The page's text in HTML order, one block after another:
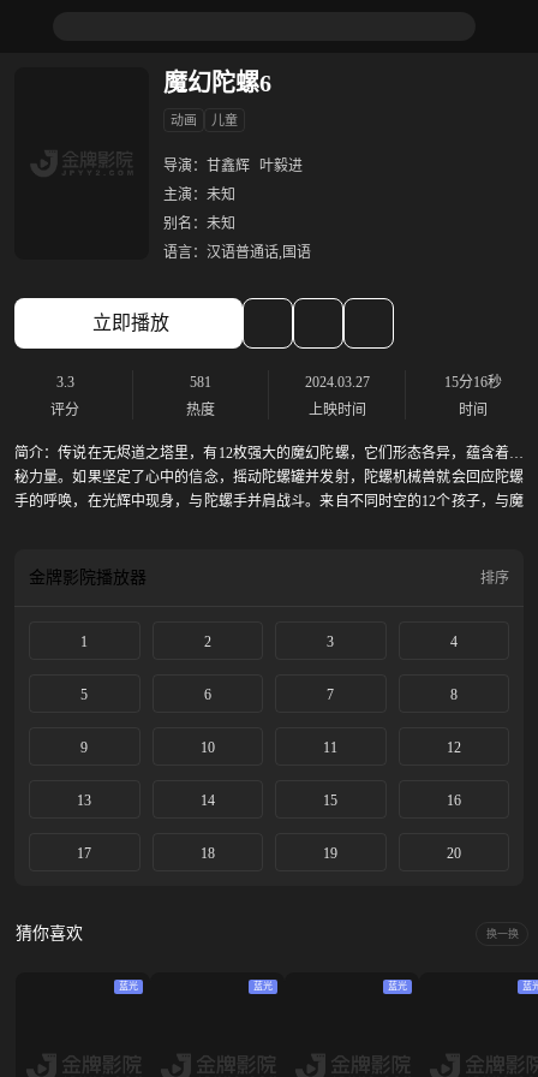
魔幻陀螺6
动画 儿童
导演： 甘鑫辉
叶毅进
主演： 未知
别名： 未知
语言： 汉语普通话,国语
立即播放
3.3
评分
581
热度
2024.03.27
上映时间
15分16秒
时间
简介：传说在无烬道之塔里，有12枚强大的魔幻陀螺，它们形态各异，蕴含着神
秘力量。如果坚定了心中的信念，摇动陀螺罐并发射，陀螺机械兽就会回应陀螺
手的呼唤，在光辉中现身，与陀螺手并肩战斗。来自不同时空的12个孩子，与魔
金牌影院播放器 排序
1 2 3 4
5 6 7 8
9 10 11 12
13 14 15 16
17 18 19 20
猜你喜欢 换一换
蓝光 蓝光 蓝光 蓝